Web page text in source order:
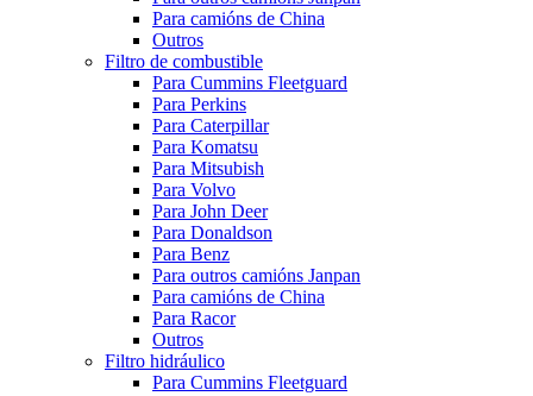
Para camións de China
Outros
Filtro de combustible
Para Cummins Fleetguard
Para Perkins
Para Caterpillar
Para Komatsu
Para Mitsubish
Para Volvo
Para John Deer
Para Donaldson
Para Benz
Para outros camións Janpan
Para camións de China
Para Racor
Outros
Filtro hidráulico
Para Cummins Fleetguard